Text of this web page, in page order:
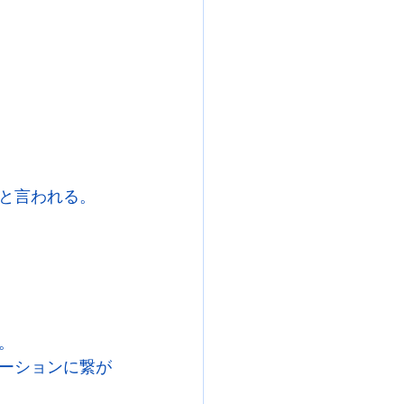
われる。
ションに繋が